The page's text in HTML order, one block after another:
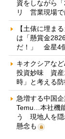
資をしながら
リ 営業現場で
【土俵に埋ま
は「懸賞金
だ！」 金星4
キオクシアな
投資妙味 資産
時」と考える
急増する中国
Temu…本社機
う 現地人を隠
懸念も